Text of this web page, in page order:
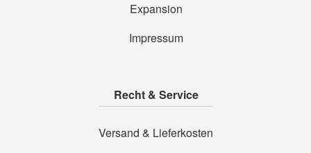
Expansion
Impressum
Recht & Service
Versand & Lieferkosten